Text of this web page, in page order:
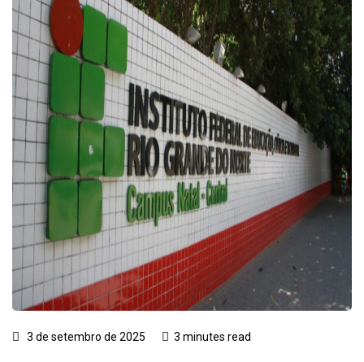
3 de setembro de 2025 3 minutes read